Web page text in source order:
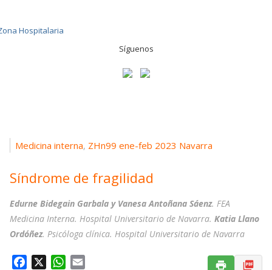
Síguenos
Medicina interna, ZHn99 ene-feb 2023 Navarra
Síndrome de fragilidad
Edurne Bidegain Garbala y Vanesa Antoñana Sáenz. FEA
Medicina Interna. Hospital Universitario de Navarra. Katia Llano
Ordóñez. Psicóloga clínica. Hospital Universitario de Navarra
W